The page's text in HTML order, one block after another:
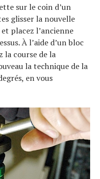
sur le coin d’un
glisser la nouvelle
placez l’ancienne
À l’aide d’un bloc
la course de la
la technique de la
en vous